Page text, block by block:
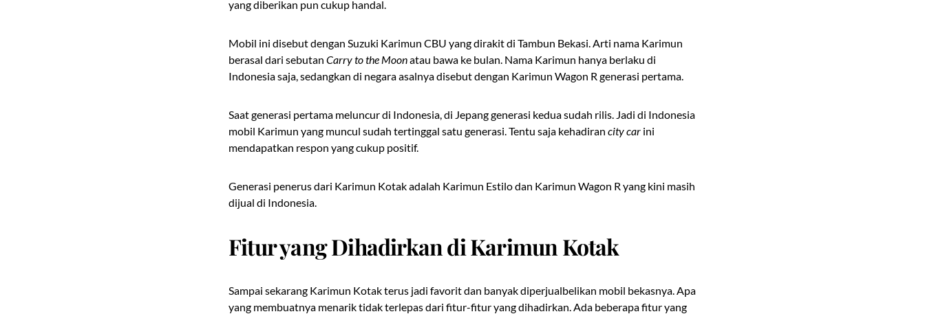
yang diberikan pun cukup handal.
Mobil ini disebut dengan Suzuki Karimun CBU yang dirakit di Tambun Bekasi. Arti nama Karimun
berasal dari sebutan Carry to the Moonatau bawa ke bulan. Nama Karimun hanya berlaku di
Indonesia saja, sedangkan di negara asalnya disebut dengan Karimun Wagon R generasi pertama.
Saat generasi pertama meluncur di Indonesia, di Jepang generasi kedua sudah rilis. Jadi di Indonesia
mobil Karimun yang muncul sudah tertinggal satu generasi. Tentu saja kehadiran city car ini
mendapatkan respon yang cukup positif.
Generasi penerus dari Karimun Kotak adalah Karimun Estilo dan Karimun Wagon R yang kini masih
dijual di Indonesia.
Fitur yang Dihadirkan di Karimun Kotak
Sampai sekarang Karimun Kotak terus jadi favorit dan banyak diperjualbelikan mobil bekasnya. Apa
yang membuatnya menarik tidak terlepas dari fitur-fitur yang dihadirkan. Ada beberapa fitur yang